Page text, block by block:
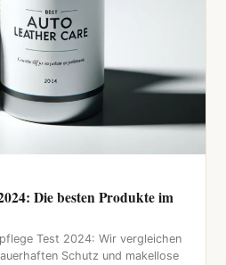
Die besten Produkte im
Test 2024: Wir vergleichen
Schutz und makellose